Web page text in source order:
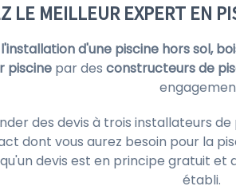
LE MEILLEUR EXPERT EN
l'installation d'une piscine hors sol,
piscine par des constructeurs de
des devis à trois installateurs
dont vous aurez besoin pour la
devis est en principe gratuit
établi.